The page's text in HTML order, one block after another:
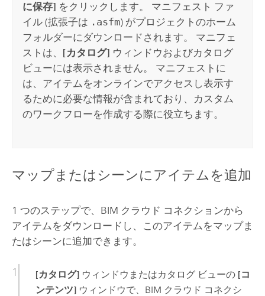
に保存] をクリックします。 マニフェスト ファ
イル (拡張子は .asfm) がプロジェクトのホーム
フォルダーにダウンロードされます。 マニフェ
ストは、 [カタログ] ウィンドウおよびカタログ
ビューには表示されません。 マニフェストに
は、アイテムをオンラインでアクセスし表示す
るために必要な情報が含まれており、カスタム
のワークフローを作成する際に役立ちます。
マップまたはシーンにアイテムを追加
1 つのステップで、BIM クラウド コネクションから
アイテムをダウンロードし、このアイテムをマップま
たはシーンに追加できます。
[カタログ]ウィンドウまたはカタログ ビューの [コ
ンテンツ]ウィンドウで、BIM クラウド コネクシ